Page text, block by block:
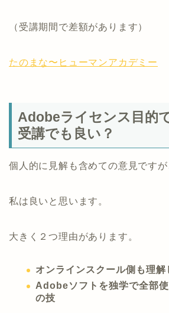
（受講期間で差額があります）
たのまな〜ヒューマンアカデミー
Adobeライセンス目的
受講でも良い？
個人的に見解も含めての意見です
私は良いと思います。
大きく２つ理由があります。
オンラインスクール側も理解
Adobeソフトを独学で全部
の技